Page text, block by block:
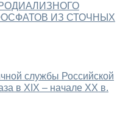
ИЗ СТОЧНЫХ
службы Российской
в XIX – начале XX в.